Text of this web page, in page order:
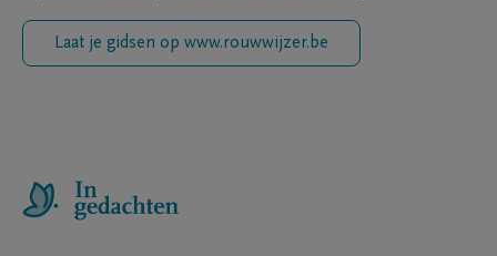
Laat je gidsen op www.rouwwijzer.be